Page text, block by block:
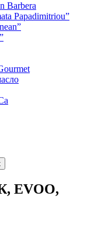
Barbera
Papadimitriou”
EVOO,